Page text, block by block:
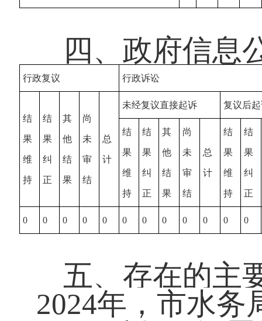
四、政府信息
行政复议 行政诉讼
结
果
维
持
结
果
纠
正
其
他
结
果
尚
未
审
结
总
计
未经复议直接起诉 复议后
结
果
维
持
结
果
纠
正
其
他
结
果
尚
未
审
结
总
计
结
果
维
持
结
果
纠
正
0 0 0 0 0 0 0 0 0 0 0 0
五、存在的主
2024年，市水务